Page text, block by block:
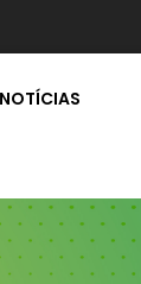
NOTÍCIAS